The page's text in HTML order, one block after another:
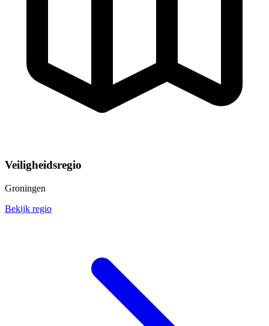
Veiligheidsregio
Groningen
Bekijk regio